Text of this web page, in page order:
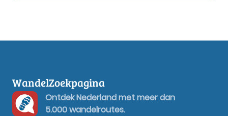
WandelZoekpagina
Ontdek Nederland met meer dan
5.000 wandelroutes.